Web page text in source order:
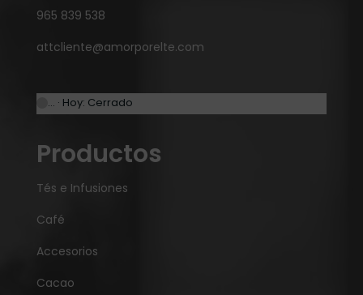
965 839 538
attcliente@amorporelte.com
… · Hoy: Cerrado
Productos
Tés e Infusiones
Café
Accesorios
Cacao